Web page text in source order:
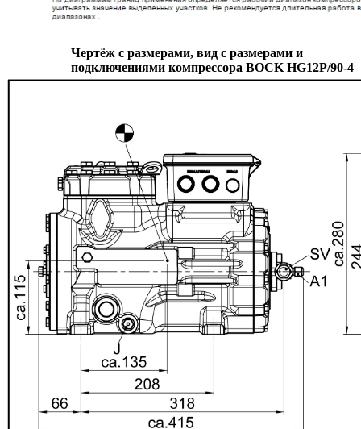
Чертёж с размерами, вид с размерами и
подключениями компрессора BOCK HG12P/90-4